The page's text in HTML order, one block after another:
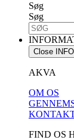
Søg
Søg
Close
AKVA
OM OS
FIND OS